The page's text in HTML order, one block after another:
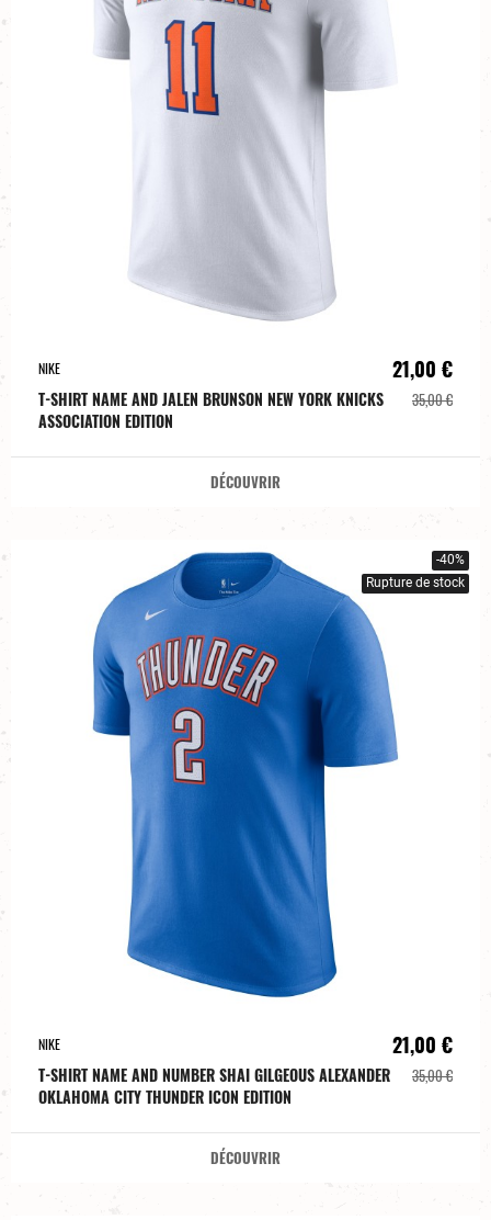
NIKE
T-SHIRT NAME AND JALEN BRUNSON NEW YORK KNICKS
ASSOCIATION EDITION
21,00 €
35,00 €
DÉCOUVRIR
-40%
Rupture de stock
NIKE
T-SHIRT NAME AND NUMBER SHAI GILGEOUS ALEXANDER
OKLAHOMA CITY THUNDER ICON EDITION
21,00 €
35,00 €
DÉCOUVRIR